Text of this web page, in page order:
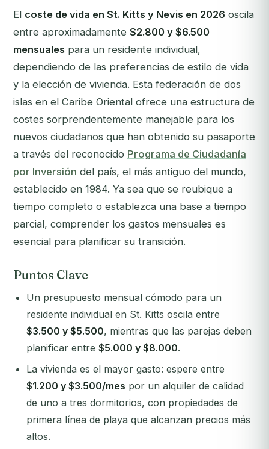
El coste de vida en St. Kitts y Nevis en 2026 oscila
entre aproximadamente $2.800 y $6.500
mensuales para un residente individual,
dependiendo de las preferencias de estilo de vida
y la elección de vivienda. Esta federación de dos
islas en el Caribe Oriental ofrece una estructura de
costes sorprendentemente manejable para los
nuevos ciudadanos que han obtenido su pasaporte
a través del reconocido Programa de Ciudadanía
por Inversión del país, el más antiguo del mundo,
establecido en 1984. Ya sea que se reubique a
tiempo completo o establezca una base a tiempo
parcial, comprender los gastos mensuales es
esencial para planificar su transición.
Puntos Clave
Un presupuesto mensual cómodo para un
residente individual en St. Kitts oscila entre
$3.500 y $5.500, mientras que las parejas deben
planificar entre $5.000 y $8.000.
La vivienda es el mayor gasto: espere entre
$1.200 y $3.500/mes por un alquiler de calidad
de uno a tres dormitorios, con propiedades de
primera línea de playa que alcanzan precios más
altos.